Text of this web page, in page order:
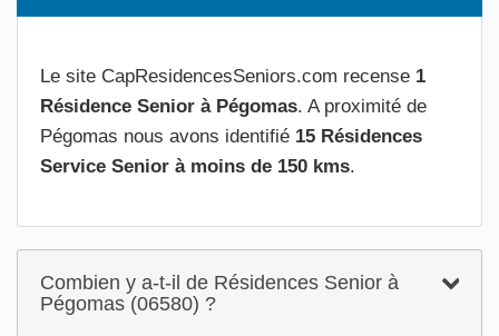
Le site CapResidencesSeniors.com recense 1
Résidence Senior à Pégomas. A proximité de
Pégomas nous avons identifié 15 Résidences
Service Senior à moins de 150 kms.
Combien y a-t-il de Résidences Senior à
Pégomas (06580) ?